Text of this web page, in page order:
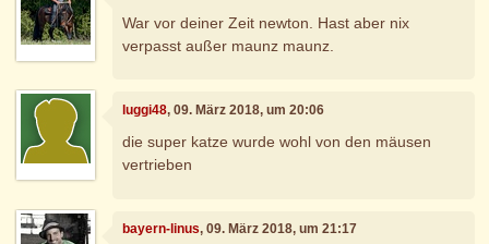
War vor deiner Zeit newton. Hast aber nix
verpasst außer maunz maunz.
luggi48, 09. März 2018, um 20:06
die super katze wurde wohl von den mäusen
vertrieben
bayern-linus, 09. März 2018, um 21:17